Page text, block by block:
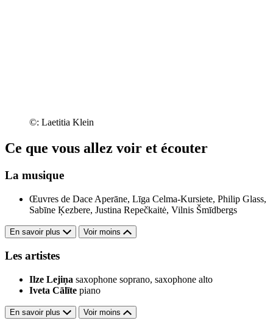
©: Laetitia Klein
Ce que vous allez voir et écouter
La musique
Œuvres de Dace Aperāne, Līga Celma-Kursiete, Philip Glass,
Sabīne Ķezbere, Justina Repečkaitė, Vilnis Šmīdbergs
En savoir plus Voir moins
Les artistes
Ilze Lejiņa saxophone soprano, saxophone alto
Iveta Cālīte piano
En savoir plus Voir moins